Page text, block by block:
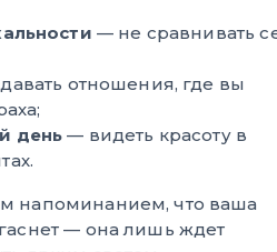
— не сравнивать
отношения, где вы
день — видеть красоту в
напоминанием, что ваша
— она лишь ждет